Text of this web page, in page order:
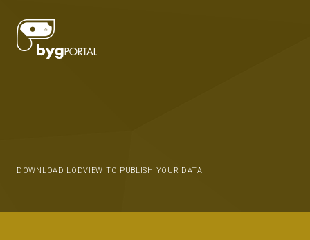
DOWNLOAD LODVIEW TO PUBLISH YOUR DATA